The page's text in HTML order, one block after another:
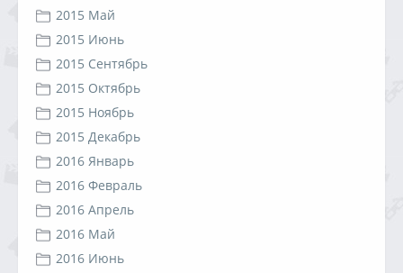
2015 Май
2015 Июнь
2015 Сентябрь
2015 Октябрь
2015 Ноябрь
2015 Декабрь
2016 Январь
2016 Февраль
2016 Апрель
2016 Май
2016 Июнь